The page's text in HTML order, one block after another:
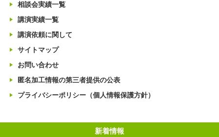
相談会実績一覧
講演実績一覧
講演依頼に関して
サイトマップ
お問い合わせ
匿名加工情報の第三者提供の公表
プライバシーポリシー（個人情報保護方針）
新着情報